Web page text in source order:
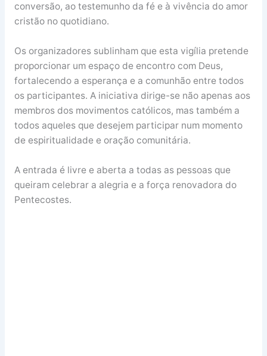
conversão, ao testemunho da fé e à vivência do amor
cristão no quotidiano.
Os organizadores sublinham que esta vigília pretende
proporcionar um espaço de encontro com Deus,
fortalecendo a esperança e a comunhão entre todos
os participantes. A iniciativa dirige-se não apenas aos
membros dos movimentos católicos, mas também a
todos aqueles que desejem participar num momento
de espiritualidade e oração comunitária.
A entrada é livre e aberta a todas as pessoas que
queiram celebrar a alegria e a força renovadora do
Pentecostes.